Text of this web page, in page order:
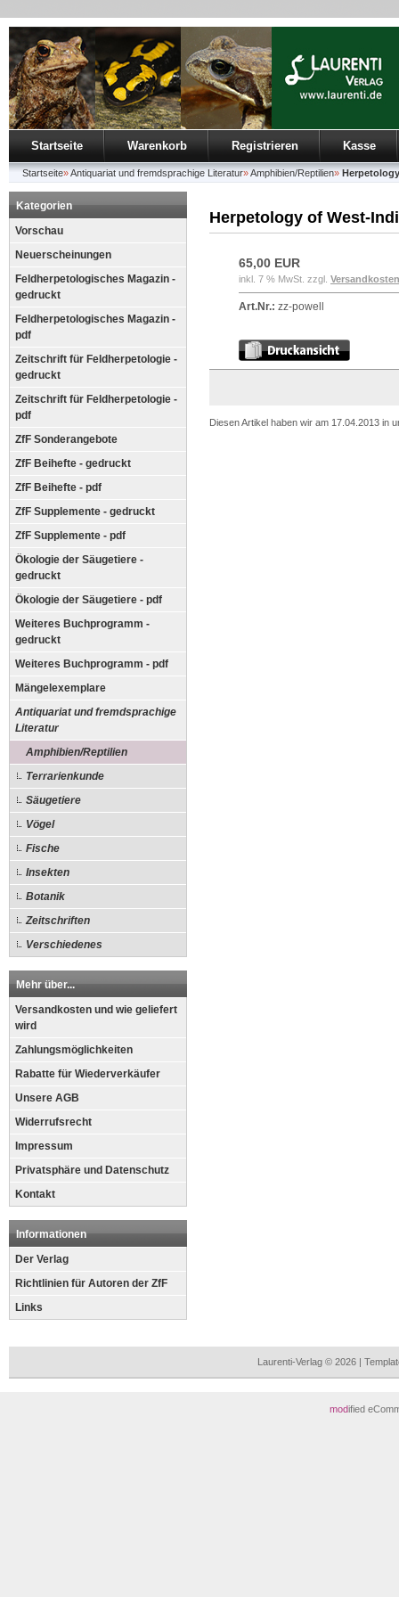
Startseite Warenkorb Registrieren Kasse
Startseite»Antiquariat und fremdsprachige Literatur»Amphibien/Reptilien»
Kategorien
Vorschau
Neuerscheinungen
Feldherpetologisches Magazin -
gedruckt
Feldherpetologisches Magazin -
pdf
Zeitschrift für Feldherpetologie -
gedruckt
Zeitschrift für Feldherpetologie -
pdf
ZfF Sonderangebote
ZfF Beihefte - gedruckt
ZfF Beihefte - pdf
ZfF Supplemente - gedruckt
ZfF Supplemente - pdf
Ökologie der Säugetiere -
gedruckt
Ökologie der Säugetiere - pdf
Weiteres Buchprogramm -
gedruckt
Weiteres Buchprogramm - pdf
Mängelexemplare
Antiquariat und fremdsprachige
Literatur
Amphibien/Reptilien
Terrarienkunde
Säugetiere
Vögel
Fische
Insekten
Botanik
Zeitschriften
Verschiedenes
Mehr über...
Versandkosten und wie geliefert
wird
Zahlungsmöglichkeiten
Rabatte für Wiederverkäufer
Unsere AGB
Widerrufsrecht
Impressum
Privatsphäre und Datenschutz
Kontakt
Informationen
Der Verlag
Richtlinien für Autoren der ZfF
Links
Herpetology of West-
65,00 EUR
inkl. 7 % MwSt. zzgl. Versandkosten
Art.Nr.: zz-powell
Diesen Artikel haben wir am 17.04.2013 in
Laurenti-Verlag © 2026 |
modified